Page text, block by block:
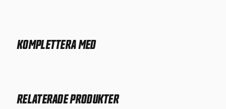
KOMPLETTERA MED
RELATERADE PRODUKTER